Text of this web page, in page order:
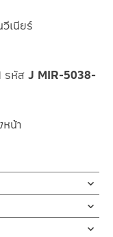
เนียร์
รหัส J MIR-5038-
น้า